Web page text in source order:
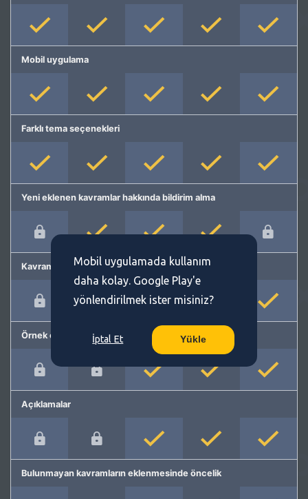
Mobil uygulama
Farklı tema seçenekleri
Yeni eklenen kavramlar hakkında bildirim alma
Kavram önerme
Örnek cümleler
Açıklamalar
Bulunmayan kavramların eklenmesinde öncelik
Mobil uygulamada kullanım
daha kolay. Google Play'e
yönlendirilmek ister misiniz?
İptal Et Yükle